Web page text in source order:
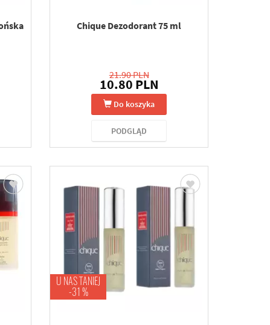
Chique Dezodorant 75 ml
21.90 PLN
10.80 PLN
Do koszyka
PODGLĄD
U NAS TANIEJ
-31 %